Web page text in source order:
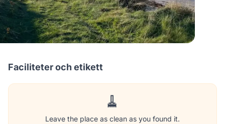
Faciliteter och etikett
🧹
Leave the place as clean as you found it.